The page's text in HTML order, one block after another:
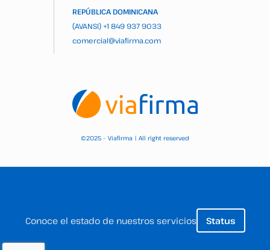
REPÚBLICA DOMINICANA
(AVANSI) +1 849 937 9033
comercial@viafirma.com
©2025 – Viafirma | All right reserved
Conoce el estado de nuestros servicios Status